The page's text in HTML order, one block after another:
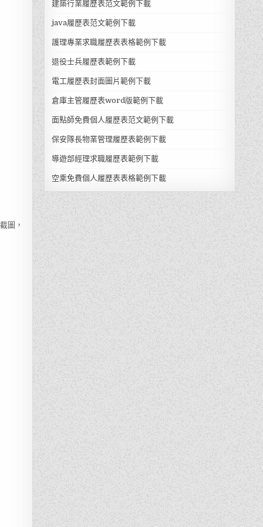
圖，
建築行業履歷表范文範例下載
java履歷表范文範例下載
護理專業求職履歷表表格範例下載
退役士兵履歷表範例下載
電工履歷表封面圖片範例下載
倉庫主管履歷表word版範例下載
面點師免費個人履歷表范文範例下載
保安隊長物業管理履歷表範例下載
導遊部經理求職履歷表範例下載
空乘免費個人履歷表表格範例下載